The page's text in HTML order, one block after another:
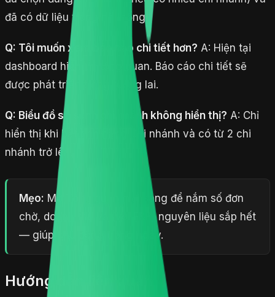
đã có dữ liệu trong hệ thống.
Q: Tôi muốn xem báo cáo chi tiết hơn? A: Hiện tại
dashboard hiển thị tổng quan. Báo cáo chi tiết sẽ
được phát triển trong tương lai.
Q: Biểu đồ so sánh chi nhánh không hiển thị? A: Chỉ
hiển thị khi bật tính năng Chi nhánh và có từ 2 chi
nhánh trở lên.
Mẹo: Mở Tổng quan mỗi sáng để nắm số đơn
chờ, doanh thu và (với F&B) nguyên liệu sắp hết
— giúp chủ động trong ngày.
Hướng dẫn liên quan